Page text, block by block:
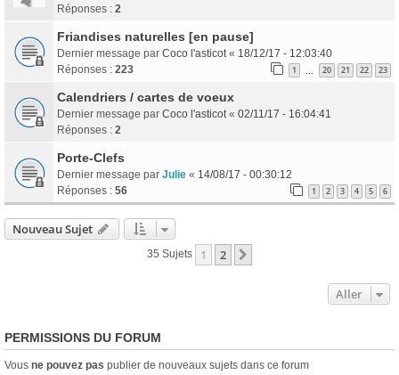
Réponses : 2
Friandises naturelles [en pause]
Dernier message par Coco l'asticot « 18/12/17 - 12:03:40
Réponses : 223 1 20 21 22 23
Calendriers / cartes de voeux
Dernier message par Coco l'asticot « 02/11/17 - 16:04:41
Réponses : 2
Porte-Clefs
Dernier message par Julie « 14/08/17 - 00:30:12
Réponses : 56 1 2 3 4 5 6
Nouveau Sujet
35 Sujets 1 2
Aller
PERMISSIONS DU FORUM
Vous ne pouvez pas publier de nouveaux sujets dans ce forum